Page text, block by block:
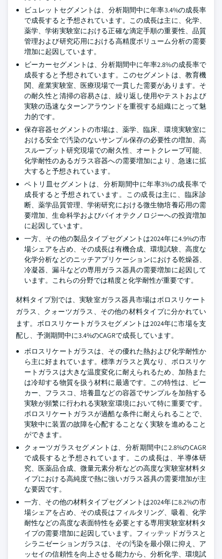
ビュレットセグメントは、分析期間中に年率3.4%の成長率
で成長すると予想されています。この成長は主に、化学、
薬学、学術実験室における正確な滴定手順の重要性、品質
管理および研究応用における高精度ボリューム分析の需要
増加に起因しています。
ビーカーセグメントは、分析期間中に年率2.8%の成長率で
成長すると予想されています。このセグメントは、教育機
関、産業実験室、医療現場で一貫した需要があります。そ
の耐久性と清掃の容易さは、繰り返し使用やテストおよび
実験の迅速なターンアラウンドを重視する組織にとって魅
力的です。
保存容器セグメントの市場は、薬学、臨床、環境実験室に
おける安全で汚染のないサンプル保存の必要性の増加、高
スループット研究現場での耐久性、オートクレーブ可能、
化学耐性のあるガラス容器への需要増加により、急速に拡
大すると予想されています。
ペトリ皿セグメントは、分析期間中に年率3%の成長率で
成長すると予想されています。この成長は主に、臨床診
断、薬学品質管理、学術研究における微生物培養応用の需
要増加、生命科学およびバイオテクノロジーへの投資増加
に起因しています。
一方、その他の製品タイプセグメントは2024年に4.9%の市
場シェアを占め、その成長は有機合成、環境試験、高度な
化学分析などのニッチアプリケーションにおける乾燥器、
冷凝器、漏斗などの専用ガラス器具の需要増加に起因して
います。これらの分野では精度と化学耐性が重要です。
材料タイプ別では、実験室ガラス器具市場はボロスリケート
ガラス、クォーツガラス、その他の材料タイプに分かれてい
ます。ボロスリケートガラスセグメントは2024年に市場を支
配し、予測期間中に3.4%のCAGRで成長しています。
ボロスリケートガラスは、その優れた熱および化学耐性か
ら主に好まれています。標準ガラスと異なり、ボロスリケ
ートガラスは大きな温度変化に耐えられるため、加熱また
は冷却する物質を扱う材料に最適です。この特性は、ビー
カー、フラスコ、培養皿などの容器でサンプルを加熱する
実験が頻繁に行われる実験室環境において特に重要です。
ボロスリケートガラスが過酷な条件に耐えられることで、
実験中に装置の故障を心配することなく実験を進めること
ができます。
クォーツガラスセグメントは、分析期間中に2.8%のCAGR
で成長すると予想されています。この成長は、半導体研
究、医薬品合成、微量元素分析などの高度な実験室材料タ
イプにおける高純度で熱に強いガラス器具の需要増加が主
な要因です。
一方、その他の材料タイプセグメントは2024年に8.2%の市
場シェアを占め、その成長はフィルタリング、吸着、化学
耐性などの高度な表面特性を必要とする専用実験室材料タ
イプの需要増加に起因しています。フィッテッドガラスと
シラニゼーションガラスは、その汚染を最小限に抑え、ア
ッセイの信頼性を向上させる能力から、分析化学、環境試